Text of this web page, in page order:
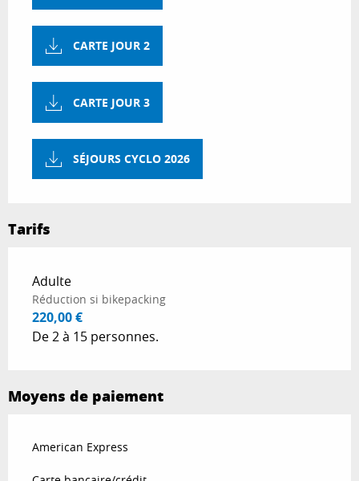
CARTE JOUR 2
CARTE JOUR 3
SÉJOURS CYCLO 2026
Tarifs
Tarifs 2026
Adulte
Réduction si bikepacking
220,00 €
De 2 à 15 personnes.
Moyens de paiement
American Express